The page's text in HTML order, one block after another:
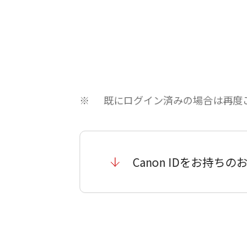
※ 既にログイン済みの場合は再度
Canon IDをお持ちの